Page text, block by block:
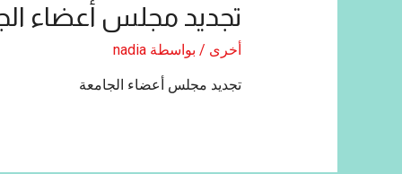
تجديد مجلس أعضاء
أخرى / بواسطة nadia
تجديد مجلس أعضاء الجامعة